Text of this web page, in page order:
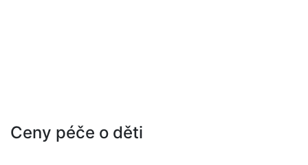
Ceny péče o děti